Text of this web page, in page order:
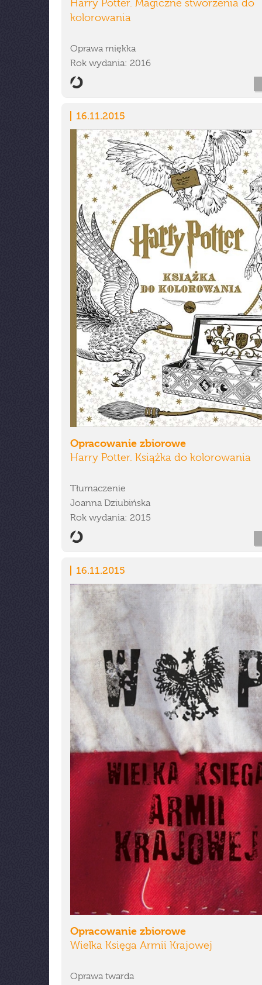
Harry Potter. Magiczne stworzenia do
kolorowania
Oprawa miękka
Rok wydania: 2016
16.11.2015
Opracowanie zbiorowe
Harry Potter. Książka do kolorowania
Tłumaczenie
Joanna Dziubińska
Rok wydania: 2015
16.11.2015
Opracowanie zbiorowe
Wielka Księga Armii Krajowej
Oprawa twarda